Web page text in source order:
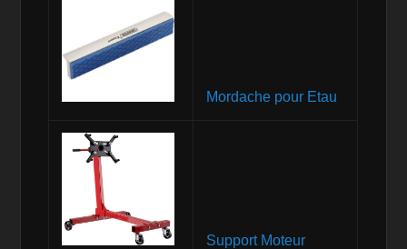
Mordache pour Etau
Support Moteur